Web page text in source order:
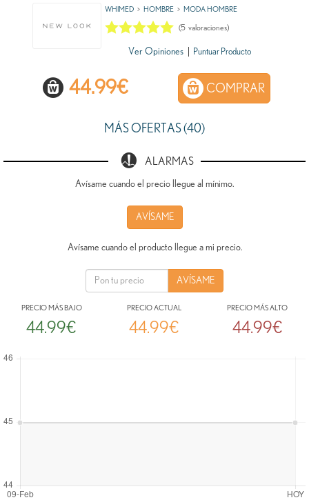
WHIMED HOMBRE MODA HOMBRE
(5 valoraciones)
Ver Opiniones Puntuar Producto
44.99€ COMPRAR
MÁS OFERTAS (40)
ALARMAS
Avísame cuando el precio llegue al mínimo.
AVÍSAME
Avísame cuando el producto llegue a mi precio.
PRECIO MÁS BAJO
44.99€
PRECIO ACTUAL
44.99€
PRECIO MÁS ALTO
44.99€